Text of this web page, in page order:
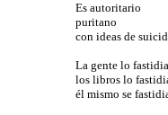
Es autoritario
puritano
con ideas de
La gente lo fastidia
los libros lo
él mismo se